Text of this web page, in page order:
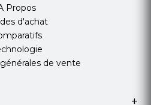
Propos
d'achat
de vente